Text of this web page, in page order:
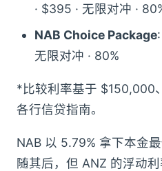
· $395 · 无限对冲 ·
NAB Choice Package
无限对冲 · 80%
*比较利率基于 $150,000
各行信贷指南。
NAB 以 5.79% 拿下本金
随其后，但 ANZ 的浮动